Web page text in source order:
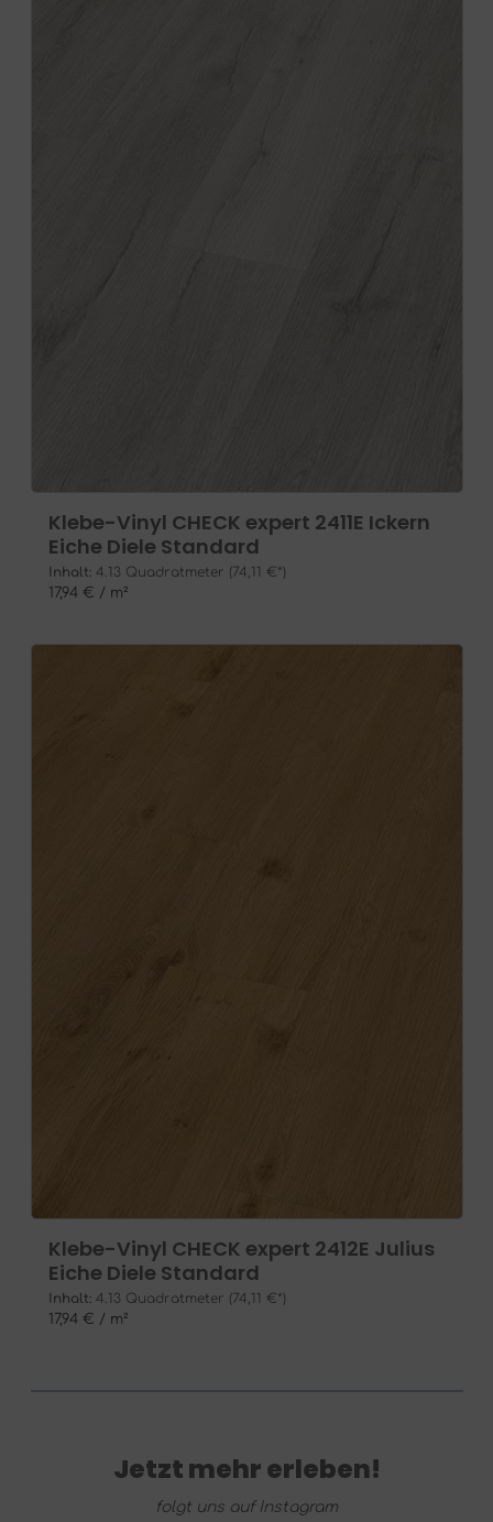
Klebe-Vinyl CHECK expert 2411E Ickern
Eiche Diele Standard
Inhalt: 4.13 Quadratmeter (74,11 €*)
17,94 € / m²
Klebe-Vinyl CHECK expert 2412E Julius
Eiche Diele Standard
Inhalt: 4.13 Quadratmeter (74,11 €*)
17,94 € / m²
Jetzt mehr erleben!
folgt uns auf Instagram